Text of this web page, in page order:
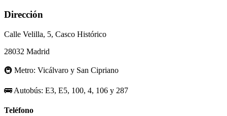
Dirección
Calle Velilla, 5, Casco Histórico
28032 Madrid
🚇 Metro: Vicálvaro y San Cipriano
🚌 Autobús: E3, E5, 100, 4, 106 y 287
Teléfono